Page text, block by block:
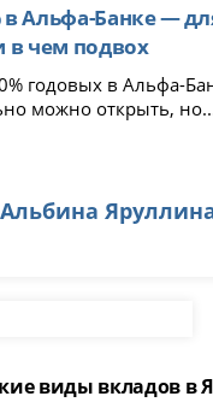
в Альфа-Банке —
в чем подвох
годовых в Альфа-
можно открыть,
Альбина
виды вкладов в